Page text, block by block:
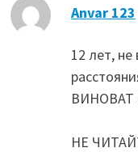
Anvar 123
12 лет,
ВИНОВАТ
НЕ